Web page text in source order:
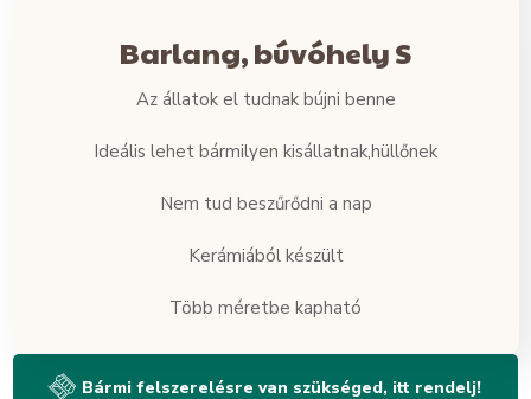
Barlang, búvóhely S
Az állatok el tudnak bújni benne
Ideális lehet bármilyen kisállatnak,hüllőnek
Nem tud beszűrődni a nap
Kerámiából készült
Több méretbe kapható
Bármi felszerelésre van szükséged, itt rendelj!